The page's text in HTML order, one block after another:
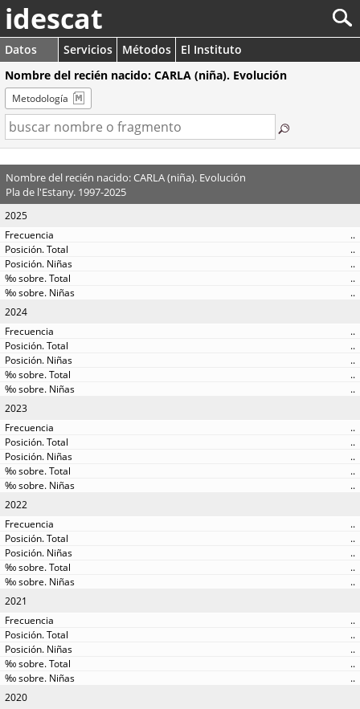
idescat
Datos Servicios Métodos
El Instituto
Nombre del recién nacido: CARLA (niña). Evolución
Metodología
Nombre del recién nacido: CARLA (niña). Evolución
Pla de l'Estany. 1997-2025
2025
..
..
..
..
..
2024
..
..
..
..
..
2023
..
..
..
..
..
2022
..
..
..
..
..
2021
..
..
..
..
..
2020